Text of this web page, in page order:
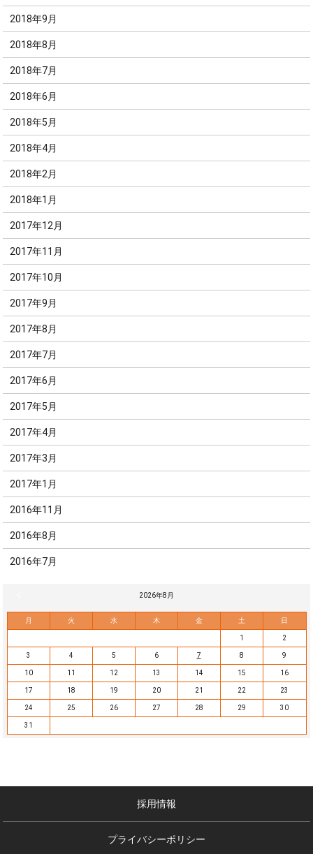
2018年9月
2018年8月
2018年7月
2018年6月
2018年5月
2018年4月
2018年2月
2018年1月
2017年12月
2017年11月
2017年10月
2017年9月
2017年8月
2017年7月
2017年6月
2017年5月
2017年4月
2017年3月
2017年1月
2016年11月
2016年8月
2016年7月
2026年8月
月 火 水 木 金 土 日
1 2
3 4 5 6 7 8 9
10 11 12 13 14 15 16
17 18 19 20 21 22 23
24 25 26 27 28 29 30
31
採用情報
プライバシーポリシー